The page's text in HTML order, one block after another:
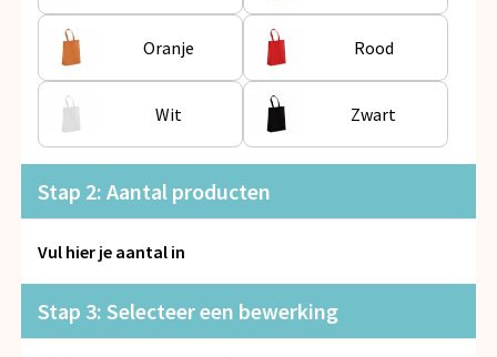
Veiligheid, Auto en Fiets
Vrije tijd en Strand
Anti-stress
Oranje Rood
Wit Zwart
Stap 2: Aantal producten
Vul hier je aantal in
Stap 3: Selecteer een bewerking